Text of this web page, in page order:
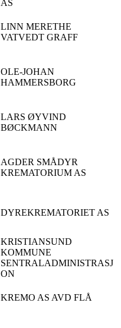
AS
LINN MERETHE
VATVEDT GRAFF
OLE-JOHAN
HAMMERSBORG
LARS ØYVIND
BØCKMANN
AGDER SMÅDYR
KREMATORIUM AS
DYREKREMATORIET AS
KRISTIANSUND
KOMMUNE
SENTRALADMINISTRASJ
ON
KREMO AS AVD FLÅ